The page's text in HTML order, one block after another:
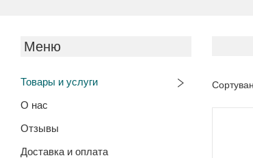
Товары и услуги
О нас
Отзывы
Доставка и оплата